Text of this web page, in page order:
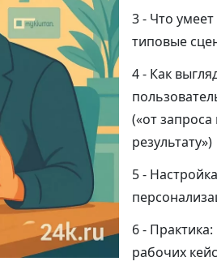
Что умеет
типовые
Как
(«от запроса
результату»)
Практика:
рабочих